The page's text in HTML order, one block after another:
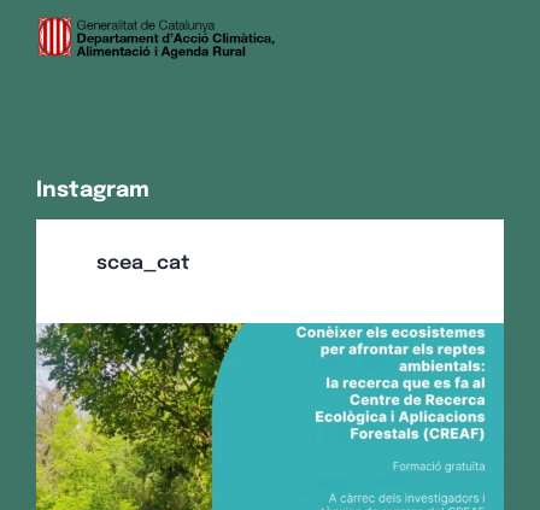
Instagram
scea_cat